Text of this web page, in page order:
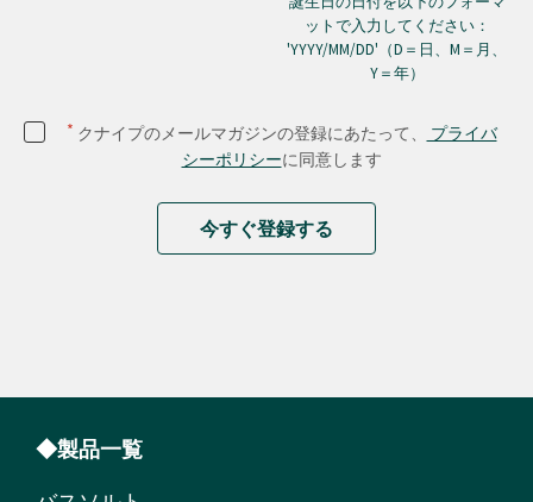
ットで入力してください：
'YYYY/MM/DD'（D＝日、M＝月、
Y＝年）
* クナイプのメールマガジンの登録にあたって、
プライバ
シーポリシーに同意します
今すぐ登録する
◆製品一覧